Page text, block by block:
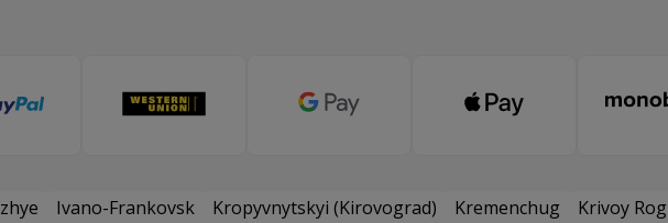
Ivano-Frankovsk Kropyvnytskyi (Kirovograd) Kremenchug Krivoy Rog